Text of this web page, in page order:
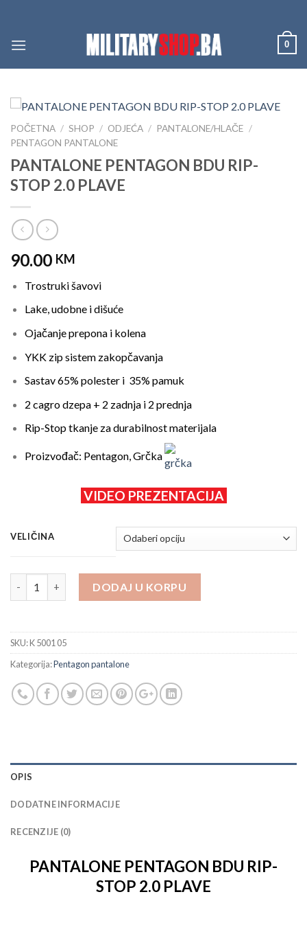
content
0
POČETNA / SHOP / ODJEĆA / PANTALONE/HLAČE /
PENTAGON PANTALONE
PANTALONE PENTAGON BDU RIP-
STOP 2.0 PLAVE
90.00 KM
Trostruki šavovi
Lake, udobne i dišuće
Ojačanje prepona i kolena
YKK zip sistem zakopčavanja
Sastav 65% polester i 35% pamuk
2 cagro dzepa + 2 zadnja i 2 prednja
Rip-Stop tkanje za durabilnost materijala
Proizvođač: Pentagon, Grčka
VIDEO PREZENTACIJA
VELIČINA
DODAJ U KORPU
SKU:K 5001 05
Kategorija:Pentagon pantalone
OPIS
DODATNE INFORMACIJE
RECENZIJE (0)
PANTALONE PENTAGON BDU RIP-
STOP 2.0 PLAVE